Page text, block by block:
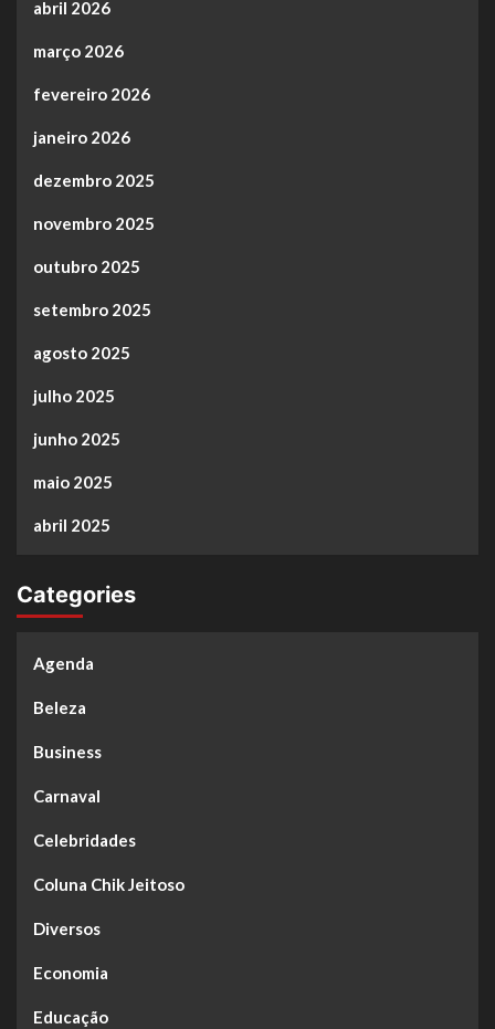
abril 2026
março 2026
fevereiro 2026
janeiro 2026
dezembro 2025
novembro 2025
outubro 2025
setembro 2025
agosto 2025
julho 2025
junho 2025
maio 2025
abril 2025
Categories
Agenda
Beleza
Business
Carnaval
Celebridades
Coluna Chik Jeitoso
Diversos
Economia
Educação